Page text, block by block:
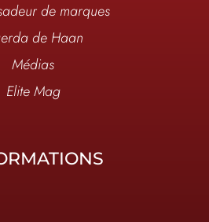
de marques
de Haan
Médias
Elite Mag